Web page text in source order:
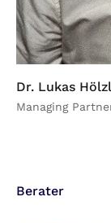
Dr. Lukas Hölzl
Managing
Berater